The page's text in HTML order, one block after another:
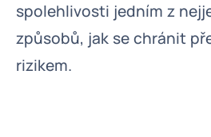
spolehlivosti jedním z
způsobů, jak se chránit
rizikem.